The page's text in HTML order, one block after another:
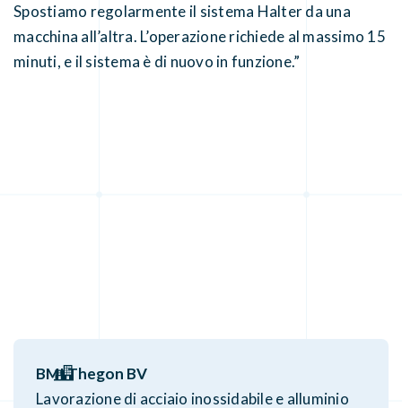
Spostiamo regolarmente il sistema Halter da una
macchina all’altra. L’operazione richiede al massimo 15
minuti, e il sistema è di nuovo in funzione.”
BMI Thegon BV
Lavorazione di acciaio inossidabile e alluminio